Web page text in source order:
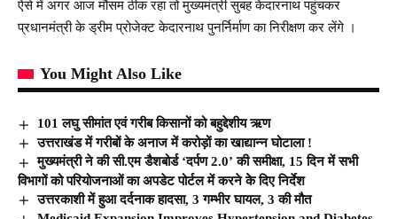
ऐसे में अगर आज मौसम ठीक रहा तो मुख्यमंत्री सुबह केदारनाथ पहुंचकर
प्रधानमंत्री के ड्रीम प्रोजेक्ट केदारनाथ पुनर्निर्माण का निरीक्षण कर लेंगे ।
You Might Also Like
101 लघु सीमांत एवं गरीब किसानों को बहुद्देशीय ऋण
उत्तराखंड में गरीबों के अनाज में करोड़ों का खाद्यान्न घोटाला !
मुख्यमंत्री ने की सी.एम डैशबोर्ड ‘दर्पण 2.0’ की समीक्षा, 15 दिन में सभी
विभागों को परियोजनाओं का अपडेट पोर्टल में करने केे दिए निर्देश
उत्तरकाशी में हुआ दर्दनाक हादसा, 3 गम्भीर घायल, 3 की मौत